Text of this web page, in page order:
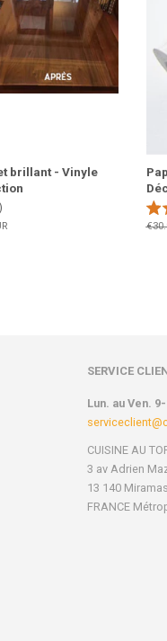
brillant - Vinyle
Prix
SERVICE
Lun. au Ven.
CUISINE AU
3 av Adrien
13 140 Miramas
FRANCE